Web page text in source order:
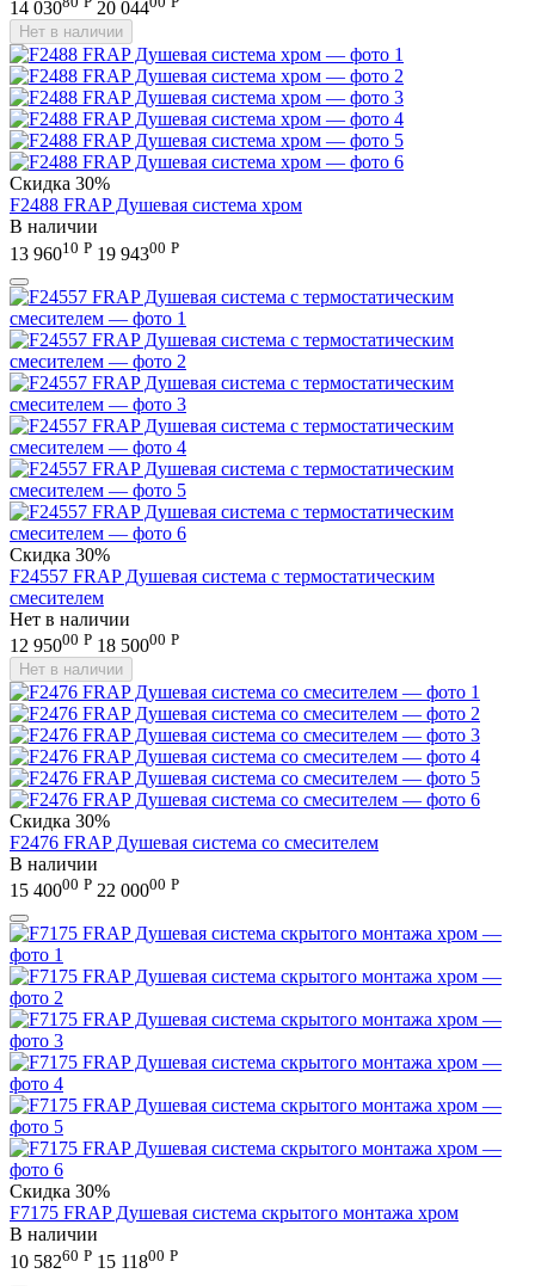
14 030 20 044
Нет в наличии
Скидка 30%
F2488 FRAP Душевая система хром
В наличии
13 96010 Р 19 94300 Р
Скидка 30%
F24557 FRAP Душевая система с термостатическим
смесителем
Нет в наличии
12 95000 Р 18 50000 Р
Нет в наличии
Скидка 30%
F2476 FRAP Душевая система со смесителем
В наличии
15 40000 Р 22 00000 Р
Скидка 30%
F7175 FRAP Душевая система скрытого монтажа хром
В наличии
10 58260 Р 15 11800 Р